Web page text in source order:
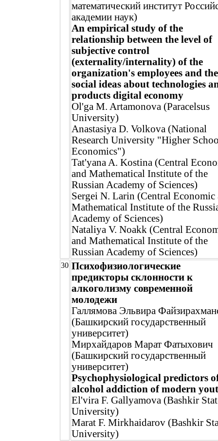
математический институт
академии наук)
An empirical study of the
relationship between the level of
subjective control
(externality/internality) of the
organization's employees and
social ideas about technologies
products digital economy
Ol'ga M. Artamonova (Paracelsus
University)
Anastasiya D. Volkova (National
Research University "Higher
Economics")
Tat'yana A. Kostina (Central
and Mathematical Institute of the
Russian Academy of Sciences)
Sergei N. Larin (Central Economic
Mathematical Institute of the
Academy of Sciences)
Nataliya V. Noakk (Central
and Mathematical Institute of the
Russian Academy of Sciences)
30 Психофизиологические
предикторы склонности к
алкоголизму современной
молодежи
Галлямова Эльвира
(Башкирский государственный
университет)
Мирхайдаров Марат Фатыхович
(Башкирский государственный
университет)
Psychophysiological predictors
alcohol addiction of modern
El'vira F. Gallyamova (Bashkir
University)
Marat F. Mirkhaidarov (Bashkir
University)